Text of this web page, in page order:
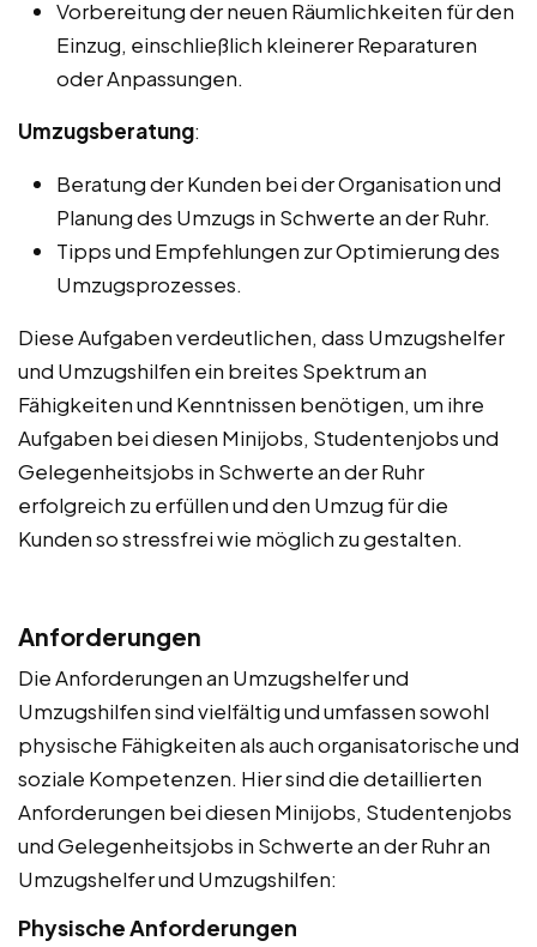
Vorbereitung der neuen Räumlichkeiten für den
Einzug, einschließlich kleinerer Reparaturen
oder Anpassungen.
Umzugsberatung:
Beratung der Kunden bei der Organisation und
Planung des Umzugs in Schwerte an der Ruhr.
Tipps und Empfehlungen zur Optimierung des
Umzugsprozesses.
Diese Aufgaben verdeutlichen, dass Umzugshelfer
und Umzugshilfen ein breites Spektrum an
Fähigkeiten und Kenntnissen benötigen, um ihre
Aufgaben bei diesen Minijobs, Studentenjobs und
Gelegenheitsjobs in Schwerte an der Ruhr
erfolgreich zu erfüllen und den Umzug für die
Kunden so stressfrei wie möglich zu gestalten.
Anforderungen
Die Anforderungen an Umzugshelfer und
Umzugshilfen sind vielfältig und umfassen sowohl
physische Fähigkeiten als auch organisatorische und
soziale Kompetenzen. Hier sind die detaillierten
Anforderungen bei diesen Minijobs, Studentenjobs
und Gelegenheitsjobs in Schwerte an der Ruhr an
Umzugshelfer und Umzugshilfen:
Physische Anforderungen